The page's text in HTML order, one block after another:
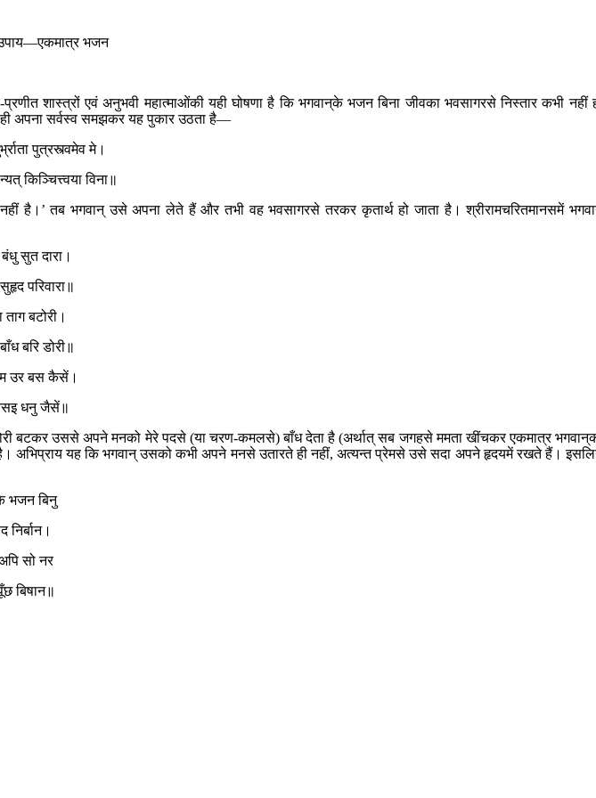
भजन
शास्त्रों एवं अनुभवी महात्माओंकी यही घोषणा है कि भगवान‍्के भजन बिना जीवका भवसागरसे निस्तार कभी नहीं
अपना सर्वस्व समझकर यह पुकार उठता है—
पुत्रस्त्वमेव मे।
किञ्चित्त्वया विना॥
है।’ तब भगवान् उसे अपना लेते हैं और तभी वह भवसागरसे तरकर कृतार्थ हो जाता है। श्रीरामचरितमानसमें
सुत दारा।
परिवारा॥
बटोरी।
बरि डोरी॥
उर बस कैसें।
धनु जैसें॥
बटकर उससे अपने मनको मेरे पदसे (या चरण-कमलसे) बाँध देता है (अर्थात् सब जगहसे ममता खींचकर एकमात्र
अभिप्राय यह कि भगवान् उसको कभी अपने मनसे उतारते ही नहीं, अत्यन्त प्रेमसे उसे सदा अपने हृदयमें रखते हैं।
भजन बिनु
निर्बान।
सो नर
बिषान॥